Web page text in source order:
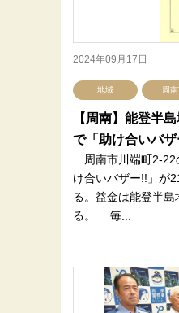
2024年09月17日
地域 周
【周南】能登半
で「助け合いバザ
周南市川端町2-22
け合いバザー!!」が
る。益金は能登半
る。 毎...